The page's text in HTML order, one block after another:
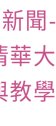
內容
陸委
赴陸
濟
研究
優
8月
桃
華
教